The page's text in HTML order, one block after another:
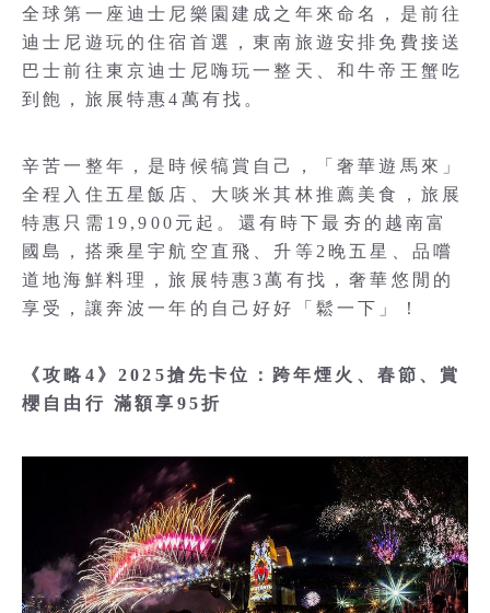
全球第一座迪士尼樂園建成之年來命名，是前往
迪士尼遊玩的住宿首選，東南旅遊安排免費接送
巴士前往東京迪士尼嗨玩一整天、和牛帝王蟹吃
到飽，旅展特惠4萬有找。
辛苦一整年，是時候犒賞自己，「奢華遊馬來」
全程入住五星飯店、大啖米其林推薦美食，旅展
特惠只需19,900元起。還有時下最夯的越南富
國島，搭乘星宇航空直飛、升等2晚五星、品嚐
道地海鮮料理，旅展特惠3萬有找，奢華悠閒的
享受，讓奔波一年的自己好好「鬆一下」！
《攻略4》2025搶先卡位：跨年煙火、春節、賞
櫻自由行 滿額享95折